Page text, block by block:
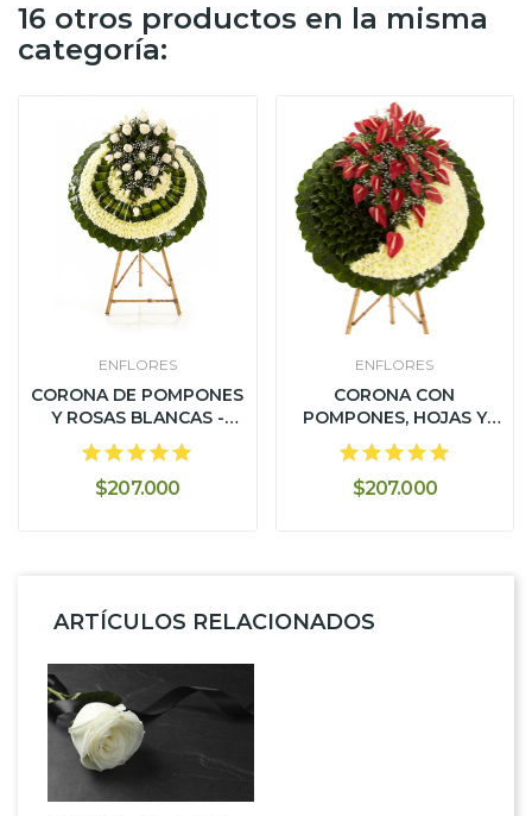
16 otros productos en la misma
categoría:
ENFLORES
CORONA DE POMPONES
Y ROSAS BLANCAS -
DISEÑO...
$207.000
ENFLORES
CORONA CON
POMPONES, HOJAS Y
ANTURIOS - DISEÑO...
$207.000
ARTÍCULOS RELACIONADOS